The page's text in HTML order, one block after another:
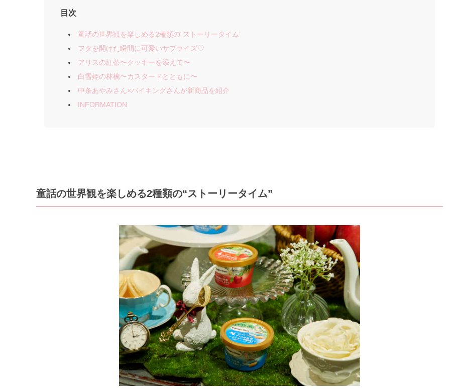
目次
童話の世界観を楽しめる2種類の“ストーリータイム”
フタを開けた瞬間に可愛いサプライズ♡
アリスの紅茶〜クッキーを添えて〜
白雪姫の林檎〜カスタードとともに〜
中条あやみさん×バイキングさんが新商品を紹介
INFORMATION
童話の世界観を楽しめる2種類の“ストーリータイム”